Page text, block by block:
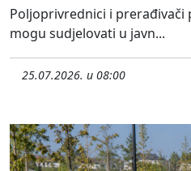
Poljoprivrednici i
mogu sudjelovati u javn...
25.07.2026. u 08:00